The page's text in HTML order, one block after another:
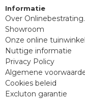
Informatie
Over
Showroom
Onze online
Nuttige informatie
Privacy Policy
Algemene
Cookies beleid
Excluton garantie